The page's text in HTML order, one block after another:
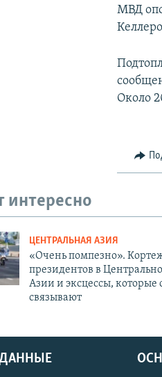
МВД
Около
интересно
ЦЕНТРАЛЬНАЯ АЗИЯ
«Очень помпезно».
президентов в
Азии и эксцессы, которые
связывают